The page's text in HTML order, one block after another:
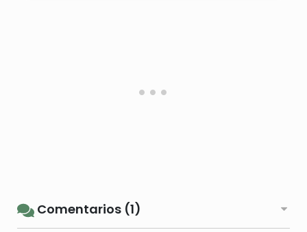
Comentarios (1)